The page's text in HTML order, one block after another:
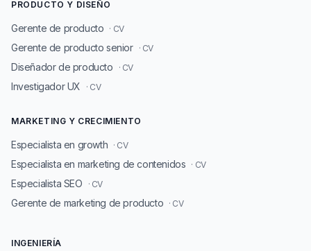
PRODUCTO Y DISEÑO
Gerente de producto · CV
Gerente de producto senior · CV
Diseñador de producto · CV
Investigador UX · CV
MARKETING Y CRECIMIENTO
Especialista en growth · CV
Especialista en marketing de contenidos · CV
Especialista SEO · CV
Gerente de marketing de producto · CV
INGENIERÍA